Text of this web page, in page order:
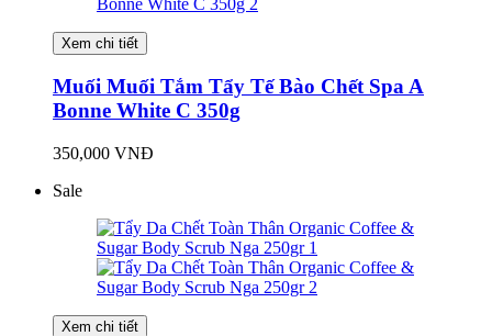
Xem chi tiết
Muối Muối Tắm Tẩy Tế Bào Chết Spa A
Bonne White C 350g
350,000 VNĐ
Sale
Xem chi tiết